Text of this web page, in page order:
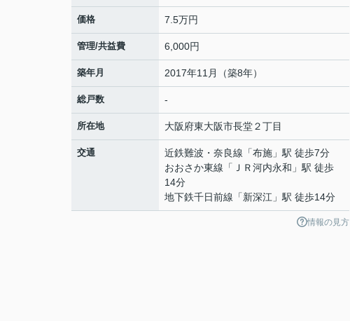
価格 7.5万円
管理/共益費 6,000円
築年月 2017年11月（築8年）
総戸数 -
所在地 大阪府東大阪市長堂２丁目
交通 近鉄難波・奈良線 「布施 」駅 徒歩7分
おおさか東線 「 ＪＲ河内永和 」駅 徒歩
14分
地下鉄千日前線 「新深江 」駅 徒歩14分
情報の見方